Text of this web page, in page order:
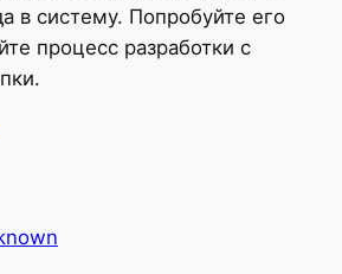
в систему. Попробуйте его
процесс разработки с